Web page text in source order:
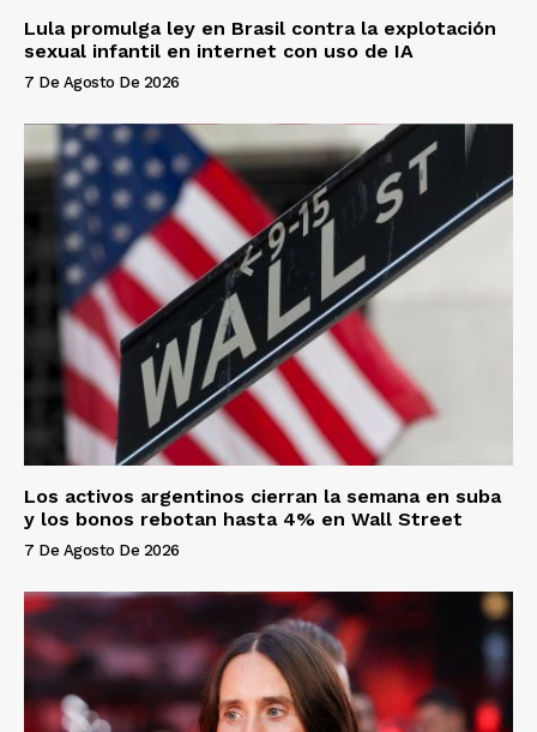
Lula promulga ley en Brasil contra la explotación
sexual infantil en internet con uso de IA
7 De Agosto De 2026
Los activos argentinos cierran la semana en suba
y los bonos rebotan hasta 4% en Wall Street
7 De Agosto De 2026